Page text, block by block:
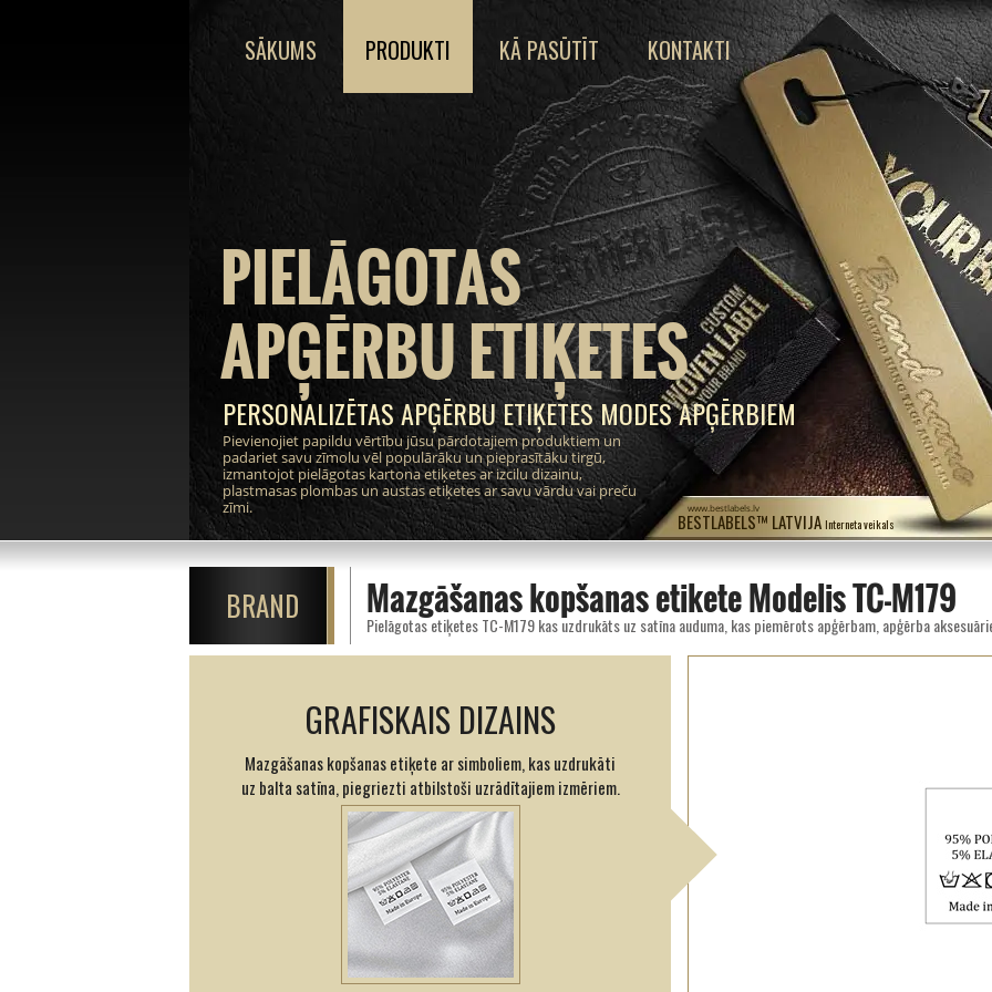
BESTLABELS™ LATVIJA Interneta veikals
www.bestlabels.lv
PIELĀGOTAS
APĢĒRBU ETIĶETES
PERSONALIZĒTAS APĢĒRBU ETIĶETES MODES APĢĒRBIEM
Pievienojiet papildu vērtību jūsu pārdotajiem produktiem un
padariet savu zīmolu vēl populārāku un pieprasītāku tirgū,
izmantojot pielāgotas kartona etiķetes ar izcilu dizainu,
plastmasas plombas un austas etiķetes ar savu vārdu vai preču
zīmi.
SĀKUMS PRODUKTI KĀ PASŪTĪT KONTAKTI
BRAND Mazgāšanas kopšanas etiķete Modelis TC-M179
GRAFISKAIS DIZAINS
Mazgāšanas kopšanas etiķete ar simboliem, kas uzdrukāti
uz balta satīna, piegriezti atbilstoši uzrādītajiem izmēriem.